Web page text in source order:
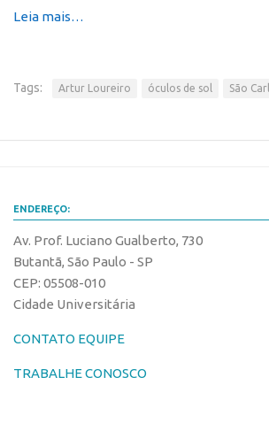
Comunicação
Agenda AUSPIN
Edição 2021
Edição 2019
Inovação em Números
Propriedade Intelectual
Leia mais…
Tags: Artur Loureiro óculos de sol São
ENDEREÇO:
Av. Prof. Luciano Gualberto, 730
Butantã, São Paulo - SP
CEP: 05508-010
Cidade Universitária
CONTATO EQUIPE
TRABALHE CONOSCO